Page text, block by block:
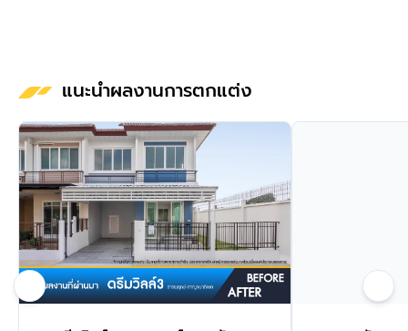
แนะนำผลงานการตกแต่ง